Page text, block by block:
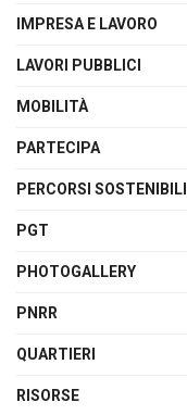
IMPRESA E LAVORO
LAVORI PUBBLICI
MOBILITÀ
PARTECIPA
PERCORSI SOSTENIBILI
PGT
PHOTOGALLERY
PNRR
QUARTIERI
RISORSE